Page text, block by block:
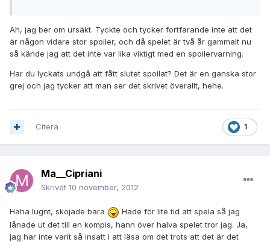
Ah, jag ber om ursäkt. Tyckte och tycker fortfarande inte att det
är någon vidare stor spoiler, och då spelet är två år gammalt nu
så kände jag att det inte var lika viktigt med en spoilervarning.
Har du lyckats undgå att fått slutet spoilat? Det är en ganska stor
grej och jag tycker att man ser det skrivet överallt, hehe.
1
Citera
Ma__Cipriani
Skrivet 10 november, 2012
Haha lugnt, skojade bara
Hade för lite tid att spela så jag
lånade ut det till en kompis, hann över halva spelet tror jag. Ja,
jag har inte varit så insatt i att läsa om det trots att det är det